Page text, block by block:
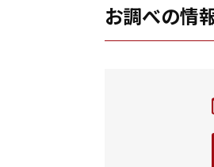
お調べの情